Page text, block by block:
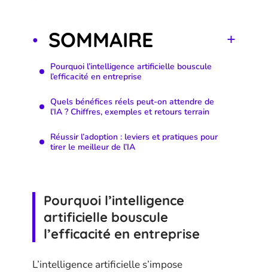
SOMMAIRE
Pourquoi l’intelligence artificielle bouscule
l’efficacité en entreprise
Quels bénéfices réels peut-on attendre de
l’IA ? Chiffres, exemples et retours terrain
Réussir l’adoption : leviers et pratiques pour
tirer le meilleur de l’IA
Pourquoi l’intelligence
artificielle bouscule
l’efficacité en entreprise
L’intelligence artificielle s’impose